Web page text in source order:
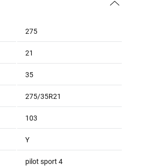
275
21
35
275/35R21
103
Y
pilot sport 4